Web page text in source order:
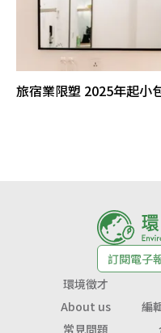
旅宿業限塑 2025年起小
訂閱電子
環境徵才
About us
編
常見問題